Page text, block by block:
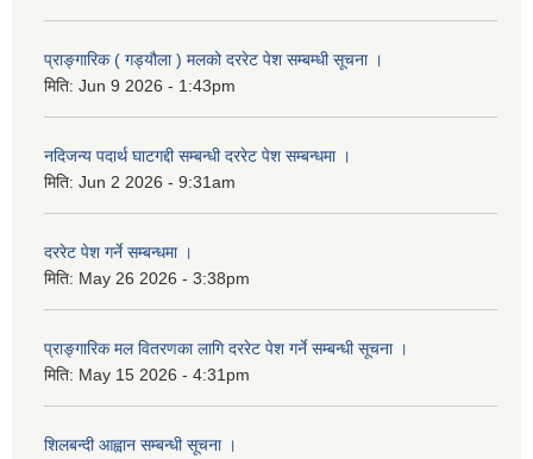
प्राङ्गारिक ( गड्यौला ) मलको दररेट पेश सम्बम्धी सूचना ।
मिति: Jun 9 2026 - 1:43pm
नदिजन्य पदार्थ घाटगद्दी सम्बन्धी दररेट पेश सम्बन्धमा ।
मिति: Jun 2 2026 - 9:31am
दररेट पेश गर्ने सम्बन्धमा ।
मिति: May 26 2026 - 3:38pm
प्राङ्गारिक मल वितरणका लागि दररेट पेश गर्ने सम्बन्धी सूचना ।
मिति: May 15 2026 - 4:31pm
शिलबन्दी आह्वान सम्बन्धी सूचना ।